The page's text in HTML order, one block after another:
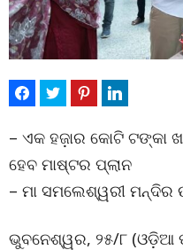
– ଏକ ହଜ଼ାର କୋଟି ଟଙ୍କା
ହେବ ମାଷ୍ଟର ପ୍ଲାନ
– ମା ସମଲେଶ୍ୱରୀ ମନ୍ଦିର
ଭୁବନେଶ୍ୱର, ୨୫/୮ (ଓଡ଼ିଆ